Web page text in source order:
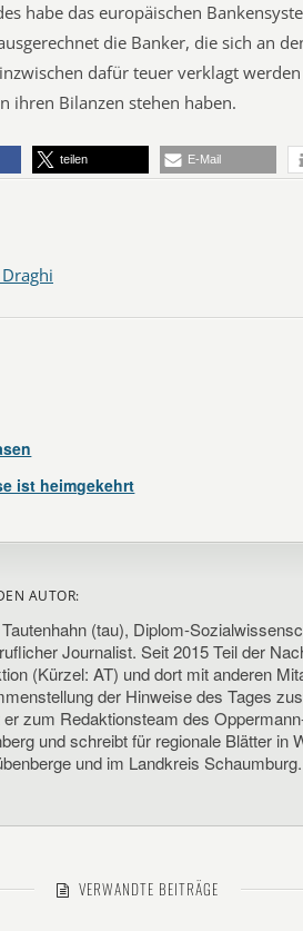
habe das europäischen
die Banker, die sich an
dafür teuer verklagt
ihren Bilanzen stehen haben.
teilen E-Mail
ist heimgekehrt
AUTOR:
(tau), Diplom-
Journalist. Seit 2015 Teil der
(Kürzel: AT) und dort mit anderen
der Hinweise des Tages
er zum Redaktionsteam des
und schreibt für regionale Blätter in
und im Landkreis Schaumburg.
VERWANDTE BEITRÄGE